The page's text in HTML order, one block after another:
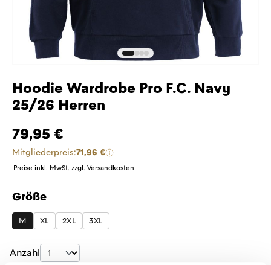
Hoodie Wardrobe Pro F.C. Navy
25/26 Herren
79,95 €
Mitgliederpreis:71,96 €
Preise inkl. MwSt. zzgl. Versandkosten
Größe
auswählen
M XL 2XL 3XL
Produkt Anzahl: Gib den gewünschten
Anzahl